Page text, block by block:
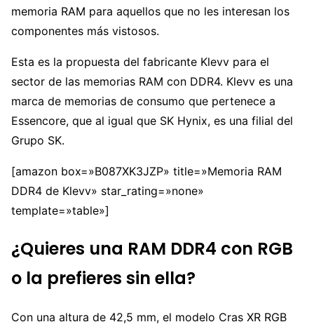
memoria RAM para aquellos que no les interesan los
componentes más vistosos.
Esta es la propuesta del fabricante Klevv para el
sector de las memorias RAM con DDR4. Klevv es una
marca de memorias de consumo que pertenece a
Essencore, que al igual que SK Hynix, es una filial del
Grupo SK.
[amazon box=»B087XK3JZP» title=»Memoria RAM
DDR4 de Klevv» star_rating=»none»
template=»table»]
¿Quieres una RAM DDR4 con RGB
o la prefieres sin ella?
Con una altura de 42,5 mm, el modelo Cras XR RGB